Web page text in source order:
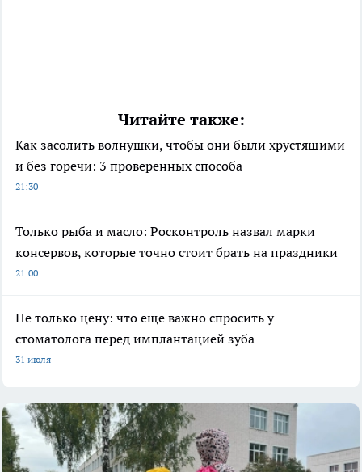
Читайте также:
Как засолить волнушки, чтобы они были хрустящими
и без горечи: 3 проверенных способа
21:30
Только рыба и масло: Росконтроль назвал марки
консервов, которые точно стоит брать на праздники
21:00
Не только цену: что еще важно спросить у
стоматолога перед имплантацией зуба
31 июля